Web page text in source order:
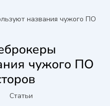
названия чужого ПО
чужого ПО
Статьи